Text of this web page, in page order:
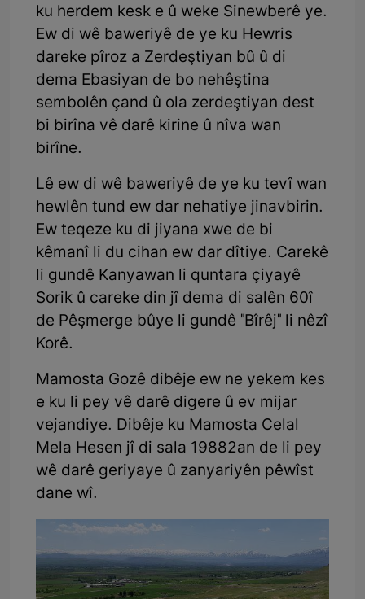
ku herdem kesk e û weke Sinewberê ye.
Ew di wê baweriyê de ye ku Hewris
dareke pîroz a Zerdeştiyan bû û di
dema Ebasiyan de bo nehêştina
sembolên çand û ola zerdeştiyan dest
bi birîna vê darê kirine û nîva wan
birîne.
Lê ew di wê baweriyê de ye ku tevî wan
hewlên tund ew dar nehatiye jinavbirin.
Ew teqeze ku di jiyana xwe de bi
kêmanî li du cihan ew dar dîtiye. Carekê
li gundê Kanyawan li quntara çiyayê
Sorik û careke din jî dema di salên 60î
de Pêşmerge bûye li gundê "Bîrêj" li nêzî
Korê.
Mamosta Gozê dibêje ew ne yekem kes
e ku li pey vê darê digere û ev mijar
vejandiye. Dibêje ku Mamosta Celal
Mela Hesen jî di sala 19882an de li pey
wê darê geriyaye û zanyariyên pêwîst
dane wî.